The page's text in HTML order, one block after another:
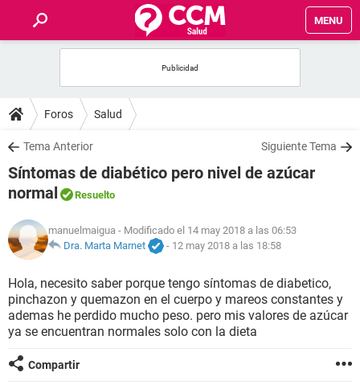
MENU
FOROS
SALUD
NUTRICIÓN
SEXUALIDAD
Foros Salud
Tema Anterior Siguiente Tema
Síntomas de diabético pero nivel de azúcar
normal
Resuelto
manuelmaigua - Modificado el 14 may 2018 a las 06:53
Dra. Marta Marnet
- 12 may 2018 a las 18:58
Hola, necesito saber porque tengo síntomas de diabetico,
pinchazon y quemazon en el cuerpo y mareos constantes y
ademas he perdido mucho peso. pero mis valores de azúcar
ya se encuentran normales solo con la dieta
Compartir